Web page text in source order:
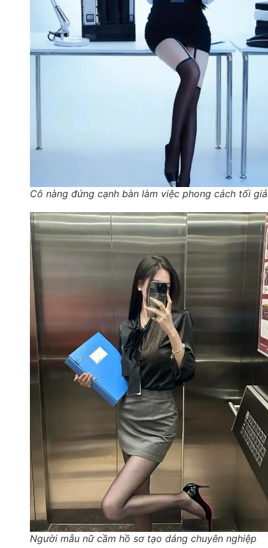
Cô nàng đứng cạnh bàn làm việc phong cách tối
Người mẫu nữ cầm hồ sơ tạo dáng chuyên nghiệp